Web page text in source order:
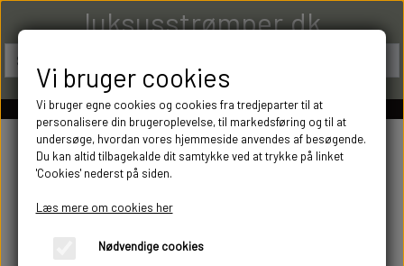
luksusstrømper.dk
Vi bruger cookies
Vi bruger egne cookies og cookies fra tredjeparter til at
personalisere din brugeroplevelse, til markedsføring og til at
undersøge, hvordan vores hjemmeside anvendes af besøgende.
Du kan altid tilbagekalde dit samtykke ved at trykke på linket
'Cookies' nederst på siden.
Læs mere om cookies her
Nødvendige cookies